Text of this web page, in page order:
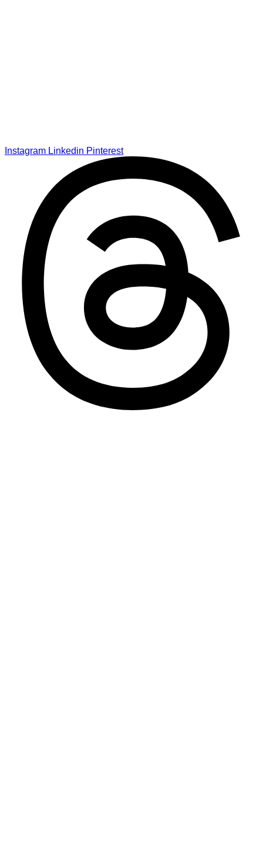
Instagram Linkedin Pinterest